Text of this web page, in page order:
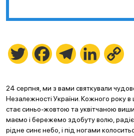
Twitter FacebookTelegramLinkedIn
24 серпня, ми з вами святкували
Незалежності України. Кожного року
стає синьо-жовтою та уквітчаною
маємо і бережемо здобуту волю,
рідне синє небо, і під ногами